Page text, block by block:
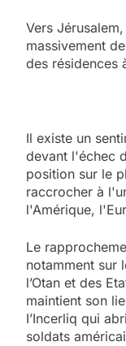
Vers
massivement
des résidences
Il existe un
devant l'échec
position sur le
raccrocher à
l'Amérique,
Le
notamment sur
l’Otan et des
maintient son
I’Incerliq qui
soldats